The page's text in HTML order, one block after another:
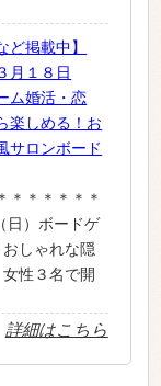
ど掲載中】
月１８日
ム婚活・恋
しめる！お
サロンボード
＊＊＊＊＊＊
日）ボードゲ
しゃれな隠
性３名で開
詳細はこちら